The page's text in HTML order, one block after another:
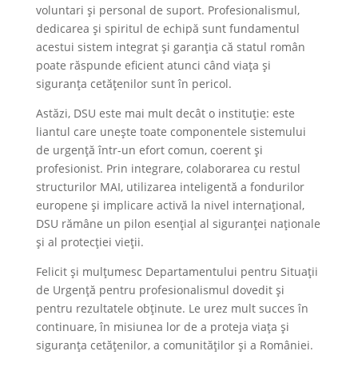
voluntari și personal de suport. Profesionalismul,
dedicarea și spiritul de echipă sunt fundamentul
acestui sistem integrat și garanția că statul român
poate răspunde eficient atunci când viața și
siguranța cetățenilor sunt în pericol.
Astăzi, DSU este mai mult decât o instituție: este
liantul care unește toate componentele sistemului
de urgență într-un efort comun, coerent și
profesionist. Prin integrare, colaborarea cu restul
structurilor MAI, utilizarea inteligentă a fondurilor
europene și implicare activă la nivel internațional,
DSU rămâne un pilon esențial al siguranței naționale
și al protecției vieții.
Felicit și mulțumesc Departamentului pentru Situații
de Urgență pentru profesionalismul dovedit și
pentru rezultatele obținute. Le urez mult succes în
continuare, în misiunea lor de a proteja viața și
siguranța cetățenilor, a comunităților și a României.